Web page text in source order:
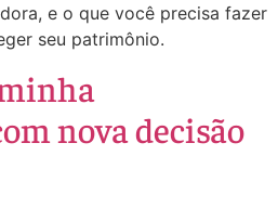
e o que você precisa fazer
seu patrimônio.
nova decisão